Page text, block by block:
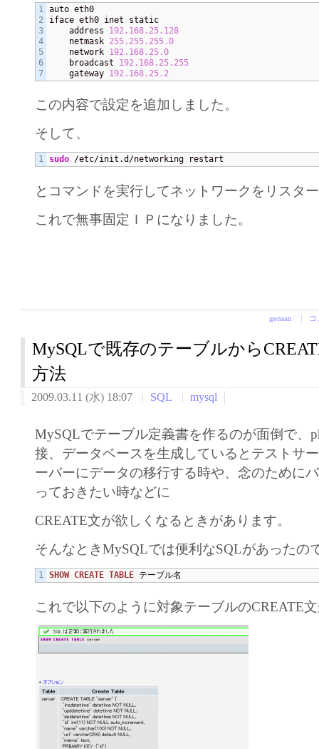
1
2
3
4
5
6
auto eth0
iface eth0 inet static
    address
192.168 .25 .128
    netmask
255.255 .255 .0
    network
192.168 .25 .0
    broadcast
192.168 .25 .255
    gateway
192.168 .25 .2
この内容で設定を追加しました。
そして、
sudo /etc/init.d/networking restart
とコマンドを実行してネットワークをリスタ
これで無事固定ＩＰになりました。
gensan
MySQLで既存のテーブルから
方法
2009.03.11 (水) 18:07 SQL mysql
MySQLでテーブル定義書を作るのが面倒で、
接、データベースを生成しているとテストサ
ーバーにデータの移行する時や、念のために
っておきたい時などに
CREATE文が欲しくなるときがあります。
そんなときMySQLでは便利なSQLがあったの
SHOW CREATE TABLE テーブル名
これで以下のように対象テーブルのCREATE